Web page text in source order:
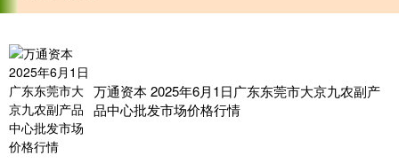
万通资本 2025年6月1日广东东莞市大京九农副产
品中心批发市场价格行情